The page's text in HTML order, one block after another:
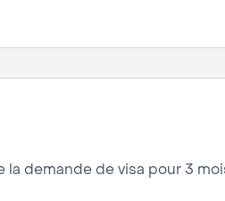
demande de visa pour 3